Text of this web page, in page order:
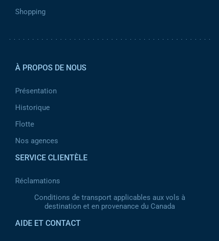
Shopping
À PROPOS DE NOUS
Présentation
Historique
Flotte
Nos agences
SERVICE CLIENTÈLE
Réclamations
Conditions de transport applicables aux vols à
destination et en provenance du Canada
AIDE ET CONTACT